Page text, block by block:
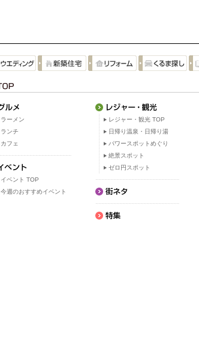
ラーメン
ランチ
カフェ
イベント TOP
今週のおすすめイベント
レジャー・観光 TOP
日帰り温泉・日帰り湯
パワースポットめぐり
絶景スポット
ゼロ円スポット